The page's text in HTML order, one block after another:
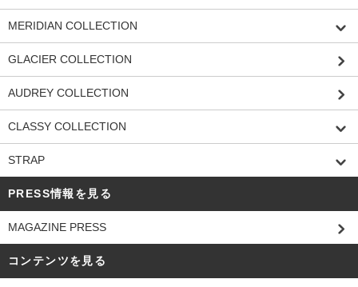
MERIDIAN COLLECTION
GLACIER COLLECTION
AUDREY COLLECTION
CLASSY COLLECTION
STRAP
PRESS情報を見る
MAGAZINE PRESS
コンテンツを見る